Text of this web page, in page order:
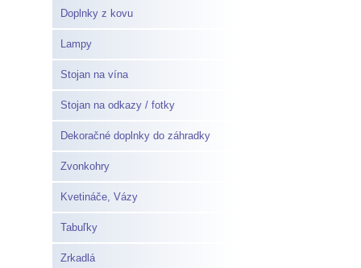
Doplnky z kovu
Lampy
Stojan na vína
Stojan na odkazy / fotky
Dekoračné doplnky do záhradky
Zvonkohry
Kvetináče, Vázy
Tabuľky
Zrkadlá